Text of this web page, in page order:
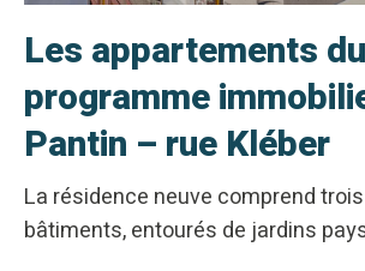
Les appartements du
programme
Pantin – rue Kléber
La résidence neuve comprend trois
bâtiments, entourés de jardins